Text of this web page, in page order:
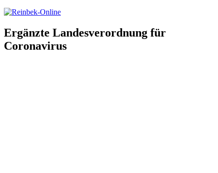
Ergänzte Landesverordnung für
Coronavirus